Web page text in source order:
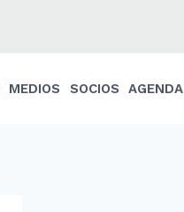
MEDIOS SOCIOS AGENDA